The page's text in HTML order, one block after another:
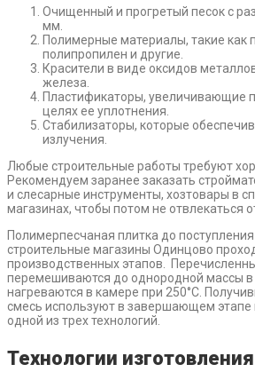
Очищенный и прогретый песок с
мм.
Полимерные материалы, такие как
полипропилен и другие.
Красители в виде оксидов
железа.
Пластификаторы, увеличивающие
целях ее уплотнения.
Стабилизаторы, которые
излучения.
Любые строительные работы требуют
Рекомендуем заранее заказать
и слесарные инструменты, хозтовары в
магазинах, чтобы потом не отвлекаться
Полимерпесчаная плитка до
строительные магазины Одинцово
производственных этапов.
перемешиваются до однородной массы в
нагреваются в камере при 250°С.
смесь используют в завершающем этапе
одной из трех технологий.
Технологии изготовления